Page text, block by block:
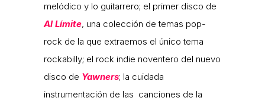
melódico y lo guitarrero; el primer disco de
Al Límite, una colección de temas pop-
rock de la que extraemos el único tema
rockabilly; el rock indie noventero del nuevo
disco de Yawners; la cuidada
instrumentación de las canciones de la